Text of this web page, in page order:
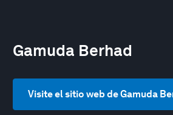
Gamuda Berhad
Visite el sitio web de Gamuda